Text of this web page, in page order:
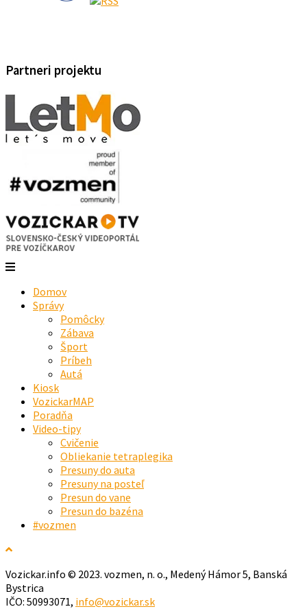
Partneri projektu
Domov
Správy
Pomôcky
Zábava
Šport
Príbeh
Autá
Kiosk
VozickarMAP
Poradňa
Video-tipy
Cvičenie
Obliekanie tetraplegika
Presuny do auta
Presuny na posteľ
Presun do vane
Presun do bazéna
#vozmen
Vozickar.info © 2023. vozmen, n. o., Medený Hámor 5, Banská
Bystrica
IČO: 50993071, info@vozickar.sk